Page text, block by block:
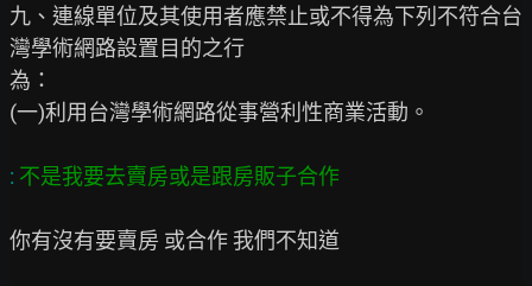
九、連線單位及其使用者應禁止或不得為下列不符合台
灣學術網路設置目的之行
為：
(一)利用台灣學術網路從事營利性商業活動。
: 不是我要去賣房或是跟房販子合作
你有沒有要賣房 或合作 我們不知道